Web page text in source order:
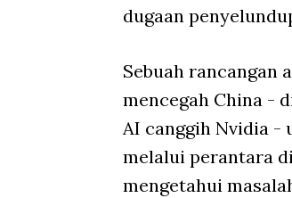
dugaan
Sebuah rancangan
mencegah China -
AI canggih Nvidia -
melalui perantara
mengetahui